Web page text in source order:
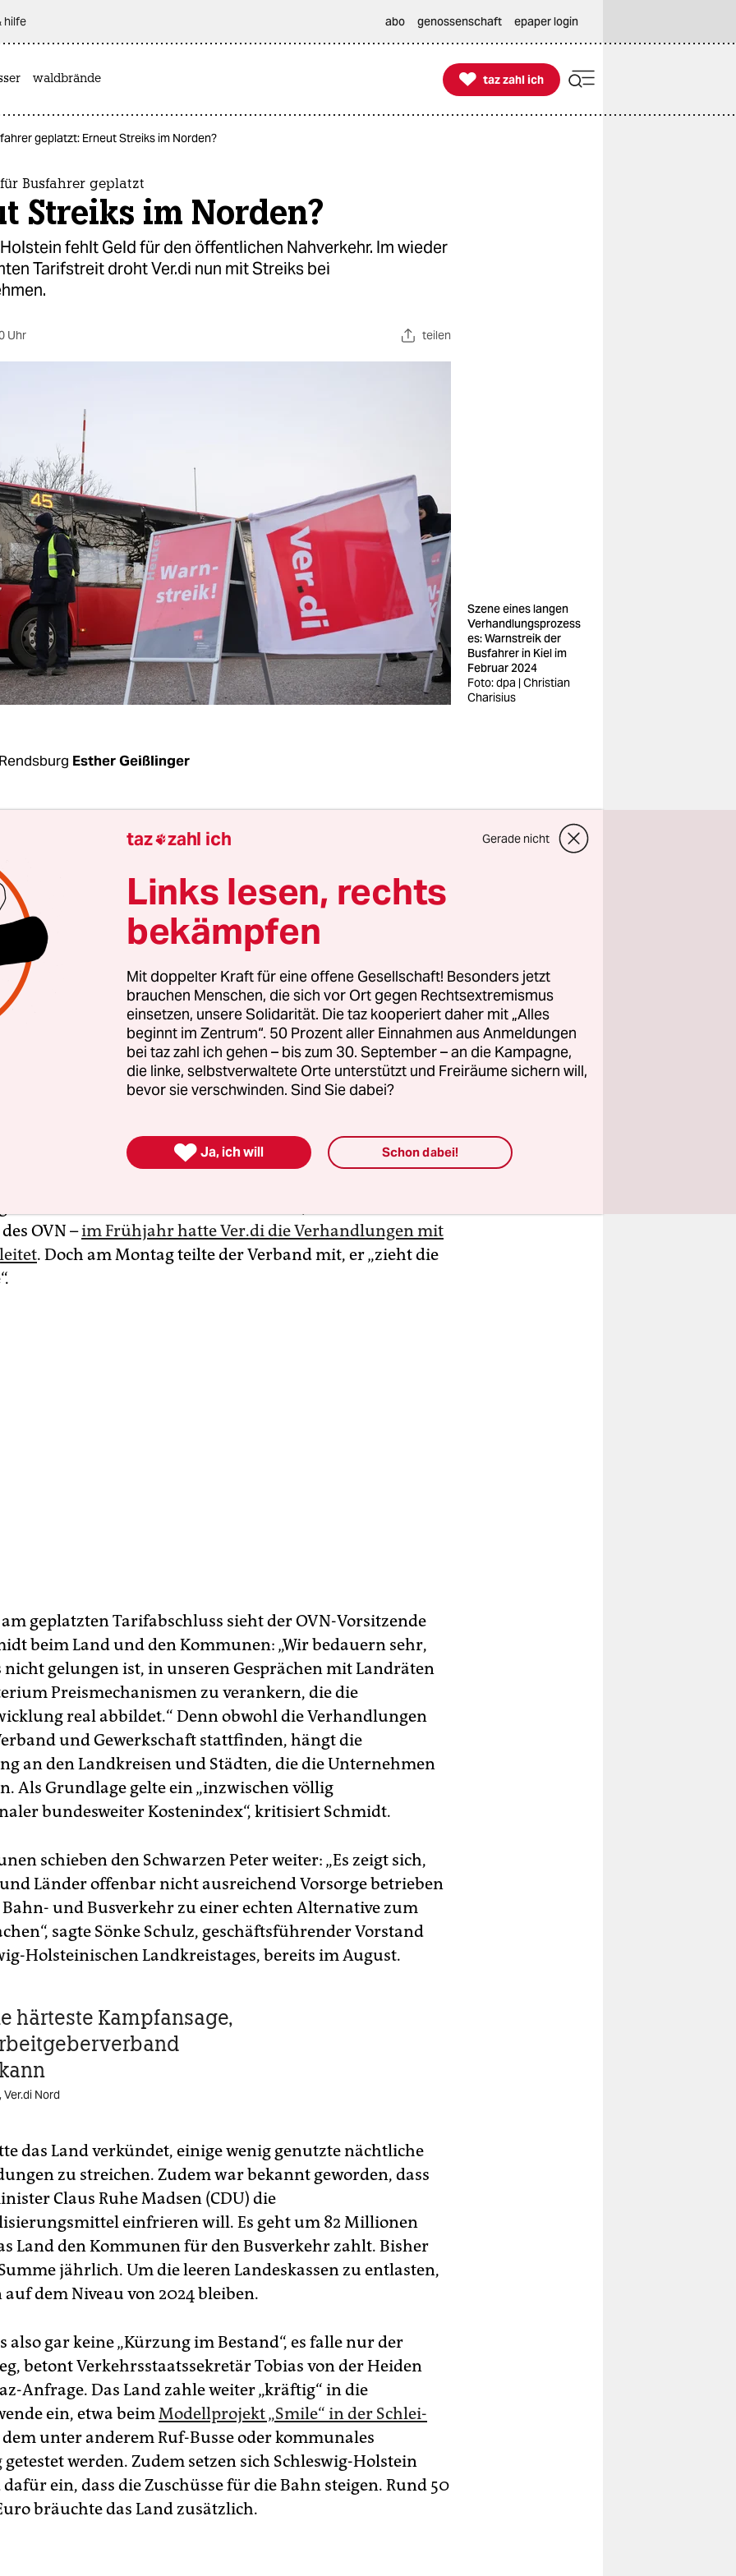
hilfe abo genossenschaft epaper login
waldbrände 
taz zahl ich
taz zahl ich
geplatzt: Erneut Streiks im Norden?
Busfahrer geplatzt
Streiks im Norden?
fehlt Geld für den öffentlichen Nahverkehr. Im wieder
Tarifstreit droht Ver.di nun mit Streiks bei
Uhr teilen
Szene eines langen
Verhandlungsprozess
es: Warnstreik der
Busfahrer in Kiel im
Februar 2024
Foto: dpa | Christian
Charisius
Esther Geißlinger
zwischen dem Omnibusverband Nord (OVN),
Busunternehmen in Schleswig-Holstein und
und der Dienstleistungsgewerkschaft Ver.di sind
Nachdem der OVN einen
in letzter Minute ablehnte, spricht Ver.di von
Vorgang“ und droht mit Streiks. Hinter dem
die Finanzprobleme des Landes: Das
friert die Mittel für den öffentlichen Nahverkehr
für Bus­fah­re­r:in­nen und anderes Personal und
– der Kompromiss zwischen Omnibusverband und
des OVN –im Frühjahr hatte Ver.di die Verhandlungen mit
. Doch am Montag teilte der Verband mit, er „zieht die
geplatzten Tarifabschluss sieht der OVN-Vorsitzende
beim Land und den Kommunen: „Wir bedauern sehr,
nicht gelungen ist, in unseren Gesprächen mit Landräten
Preismechanismen zu verankern, die die
real abbildet.“ Denn obwohl die Verhandlungen
und Gewerkschaft stattfinden, hängt die
an den Landkreisen und Städten, die die Unternehmen
Als Grundlage gelte ein „inzwischen völlig
bundesweiter Kostenindex“, kritisiert Schmidt.
schieben den Schwarzen Peter weiter: „Es zeigt sich,
Länder offenbar nicht ausreichend Vorsorge betrieben
und Busverkehr zu einer echten Alternative zum
sagte Sönke Schulz, geschäftsführender Vorstand
Holsteinischen Landkreistages, bereits im August.
härteste Kampfansage,
Nord
das Land verkündet, einige wenig genutzte nächtliche
zu streichen. Zudem war bekannt geworden, dass
Claus Ruhe Madsen (CDU) die
einfrieren will. Es geht um 82 Millionen
Land den Kommunen für den Busverkehr zahlt. Bisher
jährlich. Um die leeren Landeskassen zu entlasten,
auf dem Niveau von 2024 bleiben.
also gar keine „Kürzung im Bestand“, es falle nur der
betont Verkehrsstaatssekretär Tobias von der Heiden
Anfrage. Das Land zahle weiter „kräftig“ in die
ein, etwa beimModellprojekt „Smile“ in der Schlei-
dem unter anderem Ruf-Busse oder kommunales
getestet werden. Zudem setzen sich Schleswig-Holstein
ein, dass die Zuschüsse für die Bahn steigen. Rund 50
bräuchte das Land zusätzlich.
taz zahl ich Gerade nicht
Links lesen, rechts
bekämpfen
Mit doppelter Kraft für eine offene Gesellschaft! Besonders jetzt
brauchen Menschen, die sich vor Ort gegen Rechtsextremismus
einsetzen, unsere Solidarität. Die taz kooperiert daher mit „Alles
beginnt im Zentrum“. 50 Prozent aller Einnahmen aus Anmeldungen
bei taz zahl ich gehen – bis zum 30. September – an die Kampagne,
die linke, selbstverwaltete Orte unterstützt und Freiräume sichern will,
bevor sie verschwinden. Sind Sie dabei?
 Ja, ich will Schon dabei!